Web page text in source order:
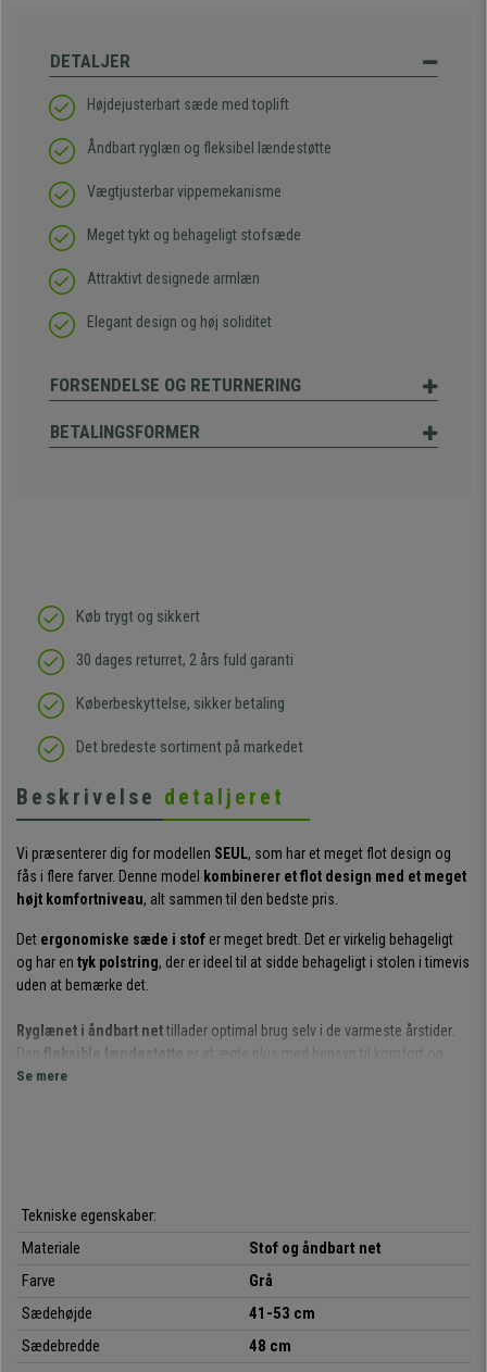
DETALJER
Højdejusterbart sæde med toplift
Åndbart ryglæn og fleksibel lændestøtte
Vægtjusterbar vippemekanisme
Meget tykt og behageligt stofsæde
Attraktivt designede armlæn
Elegant design og høj soliditet
FORSENDELSE OG RETURNERING
BETALINGSFORMER
Køb trygt og sikkert
30 dages returret, 2 års fuld garanti
Køberbeskyttelse, sikker betaling
Det bredeste sortiment på markedet
Beskrivelse detaljeret
Vi præsenterer dig for modellen SEUL, som har et meget flot design og
fås i flere farver. Denne model
kombinerer et flot design med et meget
højt komfortniveau, alt sammen til den bedste pris.
Det ergonomiske sæde i stof er meget bredt. Det er virkelig behageligt
og har en tyk polstring, der er ideel til at sidde behageligt i stolen i timevis
uden at bemærke det.
Ryglænet i åndbart nettillader optimal brug selv i de varmeste årstider.
Den
fleksible lændestøtte
er et ægte plus med hensyn til komfort og
ergonomi, så du kan støtte din ryg perfekt og bevare en god
deaktiveres funktionen, og ryglænet holdes fast. Denne stol er
Armlænene har et meget attraktivt design
seks forskellige farver,
så du kan vælge den, der passer bedst til din
indretning.
Se mere
Tekniske egenskaber:
Materiale
Stof og åndbart net
Farve
Grå
Sædehøjde
41-53 cm
Sædebredde
48 cm